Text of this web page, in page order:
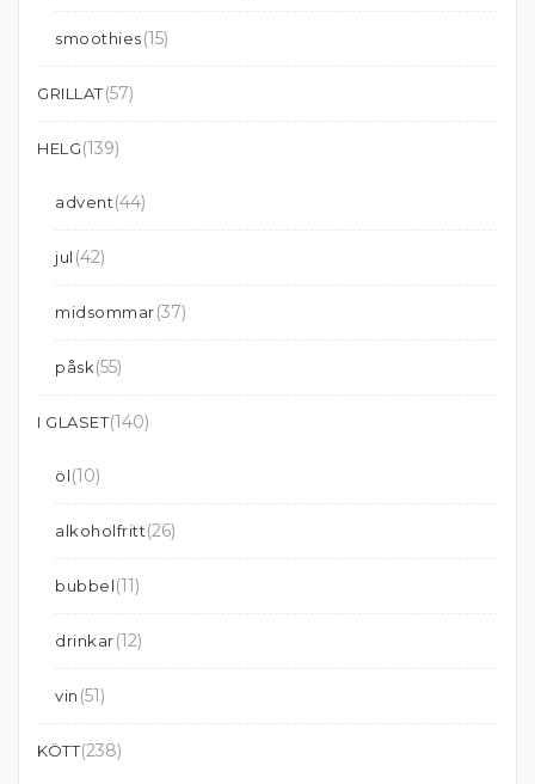
smoothies(15)
GRILLAT(57)
HELG(139)
advent(44)
jul (42)
midsommar(37)
påsk(55)
I GLASET(140)
öl(10)
alkoholfritt(26)
bubbel(11)
drinkar(12)
vin (51)
KÖTT(238)